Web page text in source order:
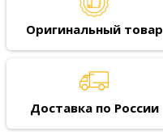
Оригинальный товар
Доставка по России